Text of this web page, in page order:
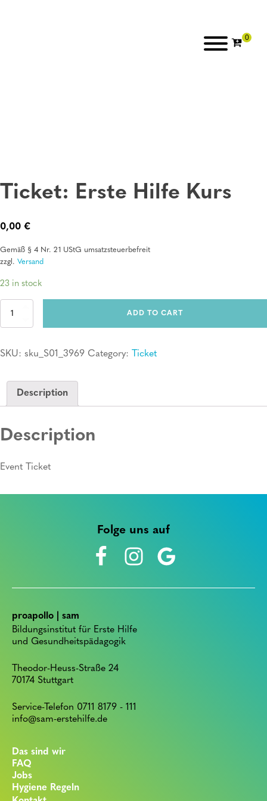
Ticket: Erste Hilfe Kurs
0,00 €
Gemäß § 4 Nr. 21 UStG umsatzsteuerbefreit
zzgl. Versand
23 in stock
Ticket:
quantity
ADD TO CART
SKU: sku_S01_3969 Category: Ticket
Description
Description
Event Ticket
Folge uns auf
proapollo | sam
Bildungsinstitut für Erste Hilfe
und Gesundheitspädagogik
Theodor-Heuss-Straße 24
70174 Stuttgart
Service-Telefon 0711 8179 - 111
info@sam-erstehilfe.de
Das sind wir
FAQ
Jobs
Hygiene Regeln